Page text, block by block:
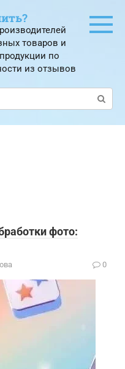
товаров и
по
из отзывов
фото:
0